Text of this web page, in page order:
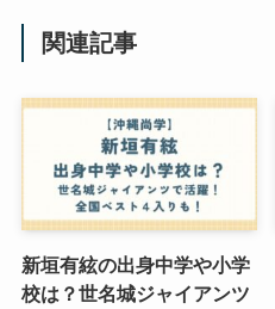
関連記事
新垣有絃の出身中学や小学
校は？世名城ジャイアンツ